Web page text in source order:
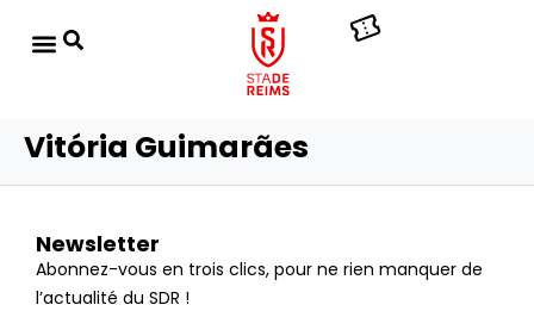
Vitória Guimarães
Newsletter
Abonnez-vous en trois clics, pour ne rien manquer de
l’actualité du SDR !